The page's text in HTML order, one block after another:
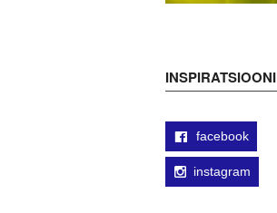
INSPIRATSIOONI
facebook
instagram